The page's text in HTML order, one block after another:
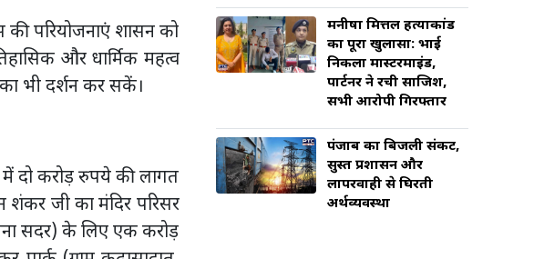
की परियोजनाएं शासन को
और धार्मिक महत्व
भी दर्शन कर सकें।
में दो करोड़ रुपये की लागत
शंकर जी का मंदिर परिसर
सदर) के लिए एक करोड़
मनीषा मित्तल हत्याकांड
का पूरा खुलासा: भाई
निकला मास्टरमाइंड,
पार्टनर ने रची साजिश,
सभी आरोपी गिरफ्तार
पंजाब का बिजली संकट,
सुस्त प्रशासन और
लापरवाही से घिरती
अर्थव्यवस्था